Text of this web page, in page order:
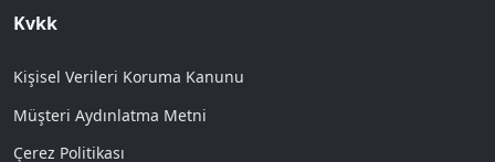
Kvkk
Kişisel Verileri Koruma Kanunu
Müşteri Aydınlatma Metni
Çerez Politikası